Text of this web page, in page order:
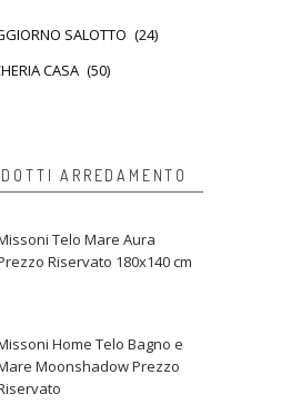
SALOTTO (24)
CASA (50)
ARREDAMENTO
Telo Mare Aura
Riservato 180x140 cm
Home Telo Bagno e
Moonshadow Prezzo